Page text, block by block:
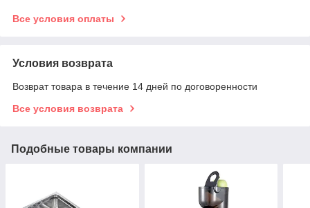
Все условия оплаты
Условия возврата
Возврат товара в течение 14 дней по договоренности
Все условия возврата
Подобные товары компании